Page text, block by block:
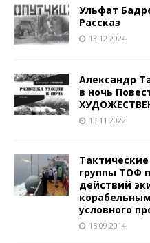
Ульфат
Рассказ
13.12.2024
Александр
в ночь
13.11.2022
группы ТОФ
действий
условного
15.09.2014